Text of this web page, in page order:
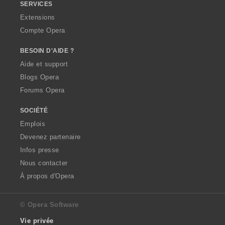
SERVICES
Extensions
Compte Opera
BESOIN D'AIDE ?
Aide et support
Blogs Opera
Forums Opera
SOCIÉTÉ
Emplois
Devenez partenaire
Infos presse
Nous contacter
À propos d'Opera
© Opera Software
Vie privée